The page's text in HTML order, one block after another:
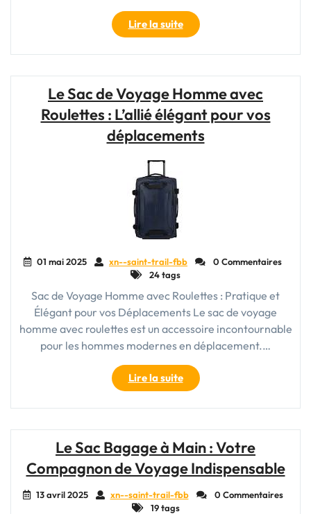
Lire la suite"Le
Sac
à
:
Votre
Compagnon
de
Le Sac de Voyage Homme avec
Roulettes : L’allié élégant pour vos
déplacements
01 mai 2025 xn--saint-trail-fbb
0 Commentaires
24 tags
Sac de Voyage Homme avec Roulettes : Pratique et
Élégant pour vos Déplacements Le sac de voyage
homme avec roulettes est un accessoire incontournable
pour les hommes modernes en déplacement.…
Lire la suite"Le
Sac
de
avec
Roulettes
L’allié
Le Sac Bagage à Main : Votre
Compagnon de Voyage Indispensable
13 avril 2025 xn--saint-trail-fbb
0 Commentaires
19 tags